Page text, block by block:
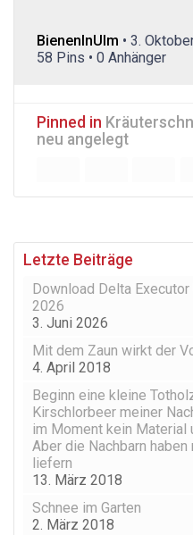
BienenInUlm • 3.
58 Pins • 0 Anhänger
Pinned in
neu angelegt
Letzte Beiträge
Download Delta
2026
3. Juni 2026
Mit dem Zaun wirkt der
4. April 2018
Beginn eine kleine
Kirschlorbeer meiner
im Moment kein Material
Aber die Nachbarn
liefern
13. März 2018
Schnee im Garten
2. März 2018